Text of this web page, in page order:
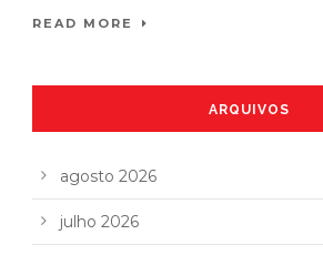
READ MORE
ARQUIVOS
agosto 2026
julho 2026